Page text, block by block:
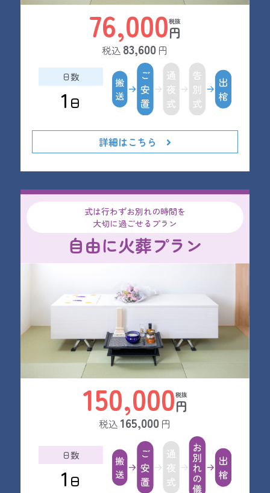
76,000円
税込 83,600 円
日数
1 日
詳細はこちら
式は行わずお別れの時間を
大切に過ごせるプラン
自由に火葬プラン
150,000円
税込 165,000 円
日数
1 日